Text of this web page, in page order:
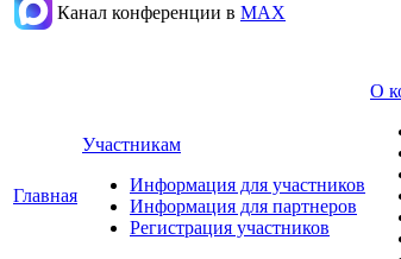
Канал конференции в МАХ
Главная
Участникам
Информация для участников
Информация для партнеров
Регистрация участников
О